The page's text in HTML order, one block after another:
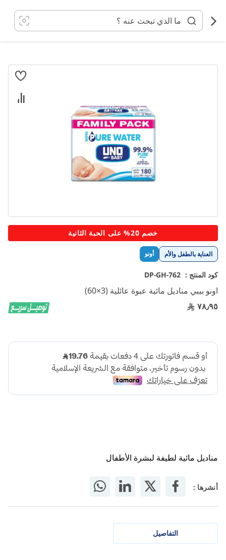
المحتوى
العناية بالطفل والأم أونو
كود المنتج : DP-GH-762
اونو بيبي مناديل مائية عبوة عائلية (3×60)
٧٨٫٩٥
مناديل مائية لطيفة لبشرة الأطفال
أنشرها :
انتقل
تخطي
إلى
بداية
معرض
الصور
خصم 20% على الحبة الثانية
التفاصيل